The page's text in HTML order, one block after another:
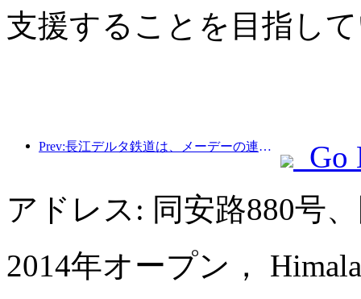
支援することを目指し
Prev:長江デルタ鉄道は、メーデーの連休期間中に2138万人以上の乗客を輸送した。
Go
アドレス: 同安路880号
2014年オープン，